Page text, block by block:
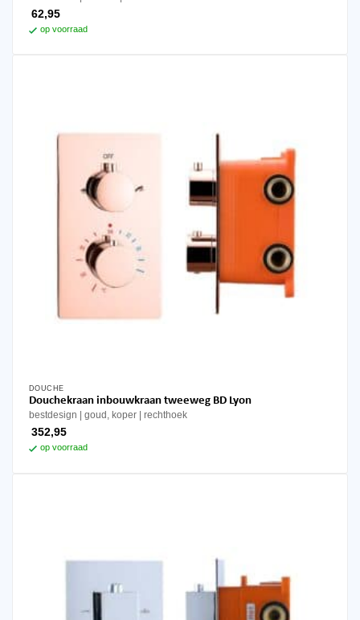
62,95
op voorraad
DOUCHE
Douchekraan inbouwkraan tweeweg BD Lyon
bestdesign goud, koper rechthoek
352,95
op voorraad